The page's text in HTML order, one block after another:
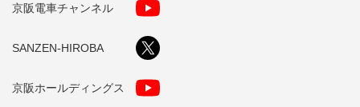
京阪電車チャンネル
SANZEN-HIROBA
京阪ホールディングス